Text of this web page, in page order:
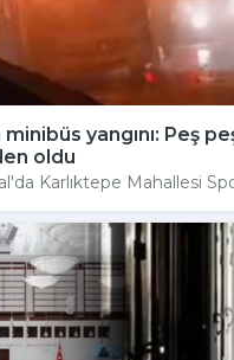
yangını: Peş
oldu
Karlıktepe Mahallesi